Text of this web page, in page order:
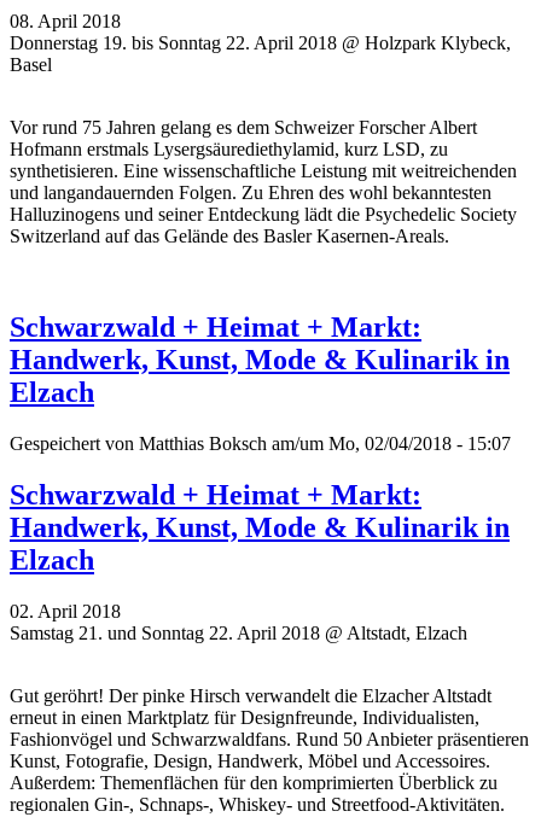
08. April 2018
Donnerstag 19. bis Sonntag 22. April 2018 @ Holzpark Klybeck,
Basel
Vor rund 75 Jahren gelang es dem Schweizer Forscher Albert
Hofmann erstmals Lysergsäurediethylamid, kurz LSD, zu
synthetisieren. Eine wissenschaftliche Leistung mit weitreichenden
und langandauernden Folgen. Zu Ehren des wohl bekanntesten
Halluzinogens und seiner Entdeckung lädt die Psychedelic Society
Switzerland auf das Gelände des Basler Kasernen-Areals.
Schwarzwald + Heimat + Markt:
Handwerk, Kunst, Mode & Kulinarik in
Elzach
Gespeichert von Matthias Boksch am/um Mo, 02/04/2018 - 15:07
Schwarzwald + Heimat + Markt:
Handwerk, Kunst, Mode & Kulinarik in
Elzach
02. April 2018
Samstag 21. und Sonntag 22. April 2018 @ Altstadt, Elzach
Gut geröhrt! Der pinke Hirsch verwandelt die Elzacher Altstadt
erneut in einen Marktplatz für Designfreunde, Individualisten,
Fashionvögel und Schwarzwaldfans. Rund 50 Anbieter präsentieren
Kunst, Fotografie, Design, Handwerk, Möbel und Accessoires.
Außerdem: Themenflächen für den komprimierten Überblick zu
regionalen Gin-, Schnaps-, Whiskey- und Streetfood-Aktivitäten.